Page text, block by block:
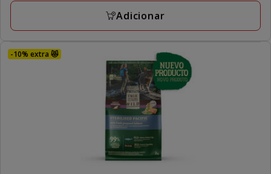
KG
Adicionar
-10% extra 😻